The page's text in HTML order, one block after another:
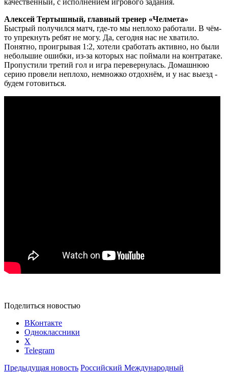
Алексей Тертышный, главный тренер «Челмета»
Быстрый получился матч, где-то мы неплохо работали. В чём-
то упрекнуть ребят не могу. Да, сегодня нас не хватило.
Понятно, проигрывая 1:2, хотели сработать активно, но были
небольшие ошибки, из-за которых нас поймали на контратаке.
Пропустили третий гол и игра перевернулась. Домашнюю
серию провели неплохо, немножко отдохнём, и у нас выезд -
будем готовиться.
Поделиться новостью
ВКонтакте
Одноклассники
X
Telegram
Предыдущая новость Российский Международный